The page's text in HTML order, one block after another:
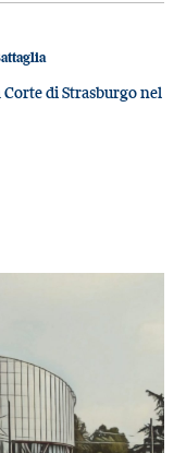
di Strasburgo nel